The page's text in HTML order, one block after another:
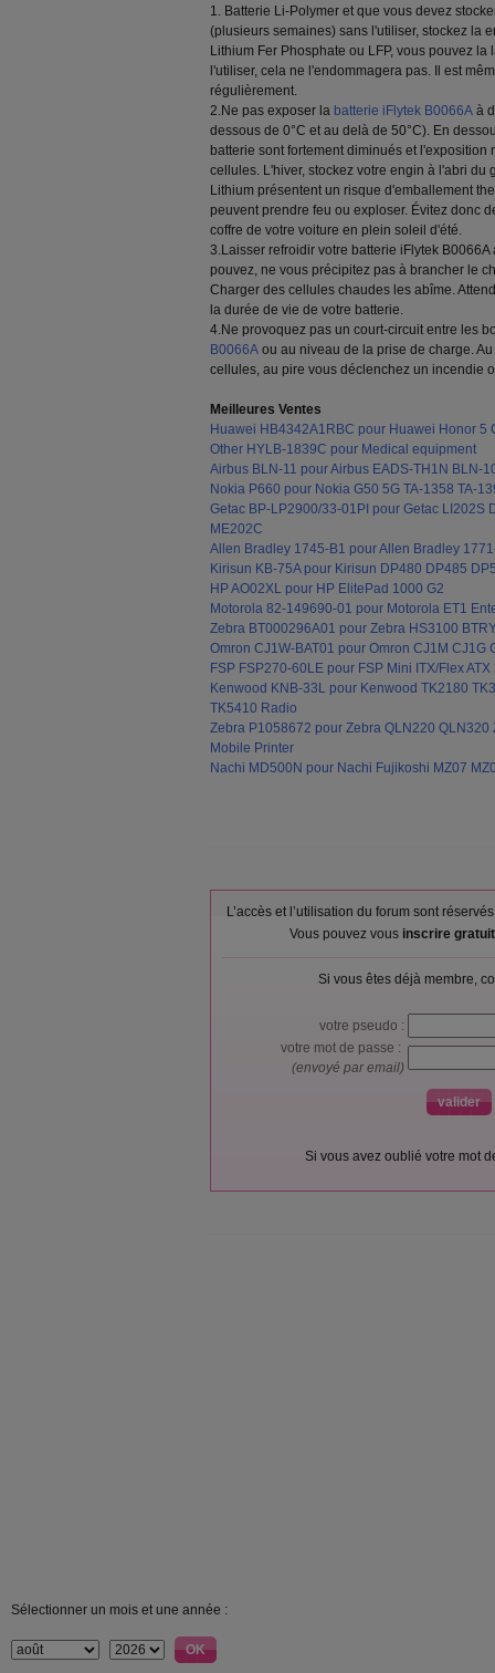
1. Batterie Li-Polymer et que vous devez
(plusieurs semaines) sans l'utiliser, stockez la
Lithium Fer Phosphate ou LFP, vous pouvez
l'utiliser, cela ne l'endommagera pas. Il est
régulièrement.
2.Ne pas exposer la batterie iFlytek B0066A à
dessous de 0°C et au delà de 50°C). En
batterie sont fortement diminués et
cellules. L'hiver, stockez votre engin à l'abri du
Lithium présentent un risque d'emballement
peuvent prendre feu ou exploser. Évitez donc
coffre de votre voiture en plein soleil d'été.
3.Laisser refroidir votre batterie iFlytek
pouvez, ne vous précipitez pas à brancher le
Charger des cellules chaudes les abîme.
la durée de vie de votre batterie.
4.Ne provoquez pas un court-circuit entre les
B0066A ou au niveau de la prise de charge.
cellules, au pire vous déclenchez un incendie
Meilleures Ventes
Huawei HB4342A1RBC pour Huawei Honor 5
Other HYLB-1839C pour Medical equipment
Airbus BLN-11 pour Airbus EADS-TH1N BLN-
Nokia P660 pour Nokia G50 5G TA-1358 TA-
Getac BP-LP2900/33-01PI pour Getac LI202S
ME202C
Allen Bradley 1745-B1 pour Allen Bradley
Kirisun KB-75A pour Kirisun DP480 DP485
HP AO02XL pour HP ElitePad 1000 G2
Motorola 82-149690-01 pour Motorola ET1
Zebra BT000296A01 pour Zebra HS3100
Omron CJ1W-BAT01 pour Omron CJ1M CJ1G
FSP FSP270-60LE pour FSP Mini ITX/Flex
Kenwood KNB-33L pour Kenwood TK2180
TK5410 Radio
Zebra P1058672 pour Zebra QLN220 QLN320
Mobile Printer
Nachi MD500N pour Nachi Fujikoshi MZ07
L’accès et l’utilisation du forum sont
Vous pouvez vous inscrire
Si vous êtes déjà membre,
votre pseudo :
votre mot de passe :
(envoyé par email)
Si vous avez oublié votre mot
Sélectionner un mois et une année :